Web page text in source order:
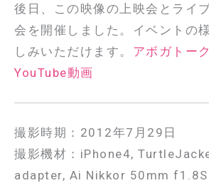
後日、この映像の上映会とライ
会を開催しました。イベントの
しみいただけます。 アボガトー
YouTube動画
撮影時期：2012年7月29日
撮影機材：iPhone4,
adapter, Ai Nikkor 50mm f1.8S